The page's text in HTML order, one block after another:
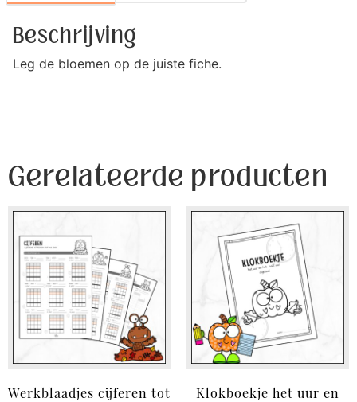
Beschrijving
Leg de bloemen op de juiste fiche.
Gerelateerde producten
Werkblaadjes cijferen tot
Klokboekje het uur en